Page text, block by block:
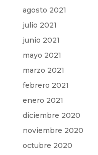
agosto 2021
julio 2021
junio 2021
mayo 2021
marzo 2021
febrero 2021
enero 2021
diciembre 2020
noviembre 2020
octubre 2020